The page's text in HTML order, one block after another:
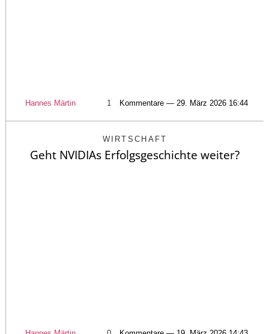
Hannes Märtin 1 Kommentare — 29. März 2026 16:44
WIRTSCHAFT
Geht NVIDIAs Erfolgsgeschichte weiter?